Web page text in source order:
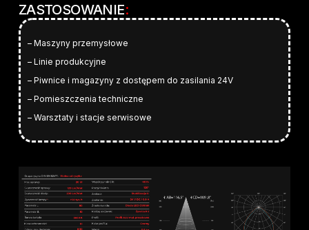
ZASTOSOWANIE:
– Maszyny przemysłowe
– Linie produkcyjne
– Piwnice i magazyny z dostępem do zasilania 24V
– Pomieszczenia techniczne
– Warsztaty i stacje serwisowe